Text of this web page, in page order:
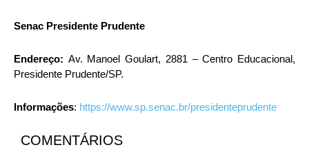
Senac Presidente Prudente
Endereço: Av. Manoel Goulart, 2881 – Centro Educacional,
Presidente Prudente/SP.
Informações: https://www.sp.senac.br/presidenteprudente
COMENTÁRIOS